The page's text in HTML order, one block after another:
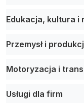
Edukacja, kultura i
Przemysł i
Motoryzacja i
Usługi dla firm